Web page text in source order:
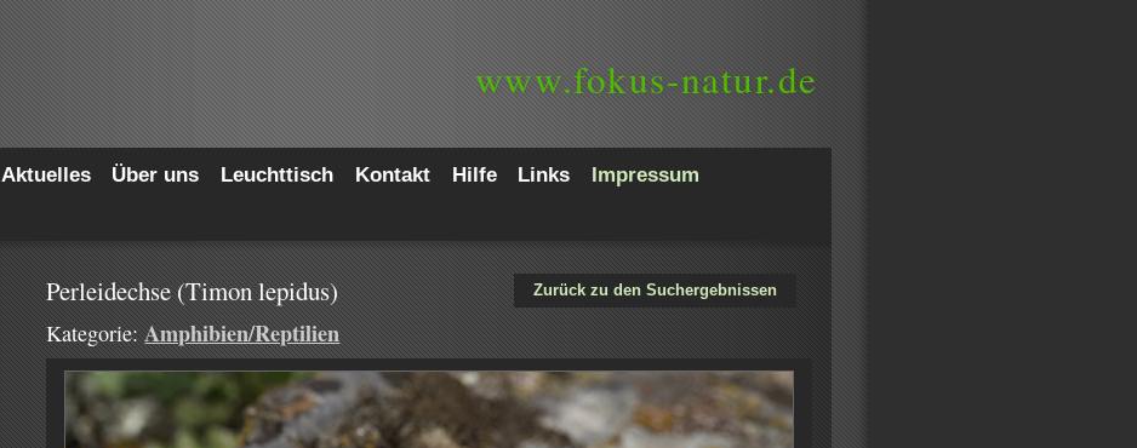
www.fokus-natur.de
Aktuelles Über uns Leuchttisch Kontakt Hilfe Links
Impressum
Zurück zu den Suchergebnissen
Perleidechse (Timon lepidus)
Kategorie:Amphibien/Reptilien